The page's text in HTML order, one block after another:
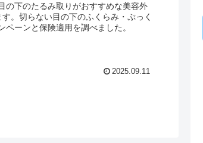
の下のたるみ取りがおすすめな美容外
。切らない目の下のふくらみ・ぷっく
ペーンと保険適用を調べました。
2025.09.11